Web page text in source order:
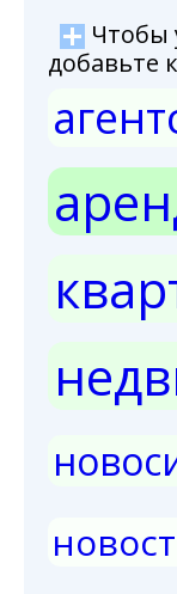
Чтобы
добавьте